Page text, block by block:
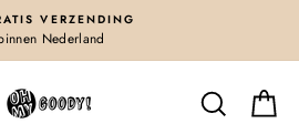
VERZENDING
Nederland
Zoeken